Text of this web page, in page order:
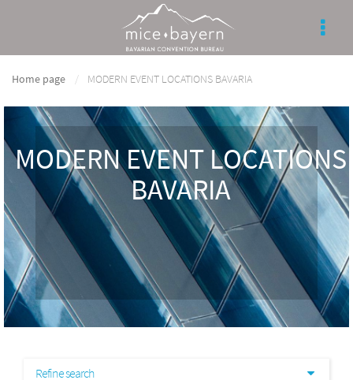
Home page MODERN EVENT LOCATIONS BAVARIA
MODERN EVENT LOCATIONS
BAVARIA
Refine search